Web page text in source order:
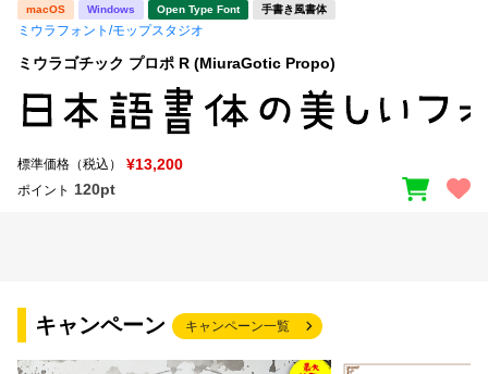
macOS Windows Open Type Font 手書き風書体
ミウラフォント/モップスタジオ
ミウラゴチック プロポ R (MiuraGotic Propo)
標準価格（税込） ¥13,200
ポイント 120pt
キャンペーン キャンペーン一覧